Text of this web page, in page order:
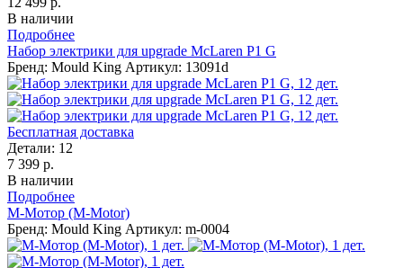
В наличии
Подробнее
Набор электрики для upgrade McLaren P1 G
Бренд: Mould King Артикул: 13091d
Бесплатная доставка
Детали: 12
7 399 р.
В наличии
Подробнее
М-Мотор (М-Motor)
Бренд: Mould King Артикул: m-0004